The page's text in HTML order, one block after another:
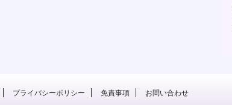
プライバシーポリシー 免責事項 お問い合わせ